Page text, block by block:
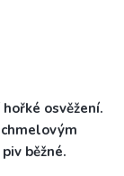
osvěžení.
běžné.